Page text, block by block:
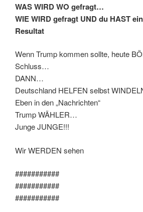
WAS WIRD WO gefragt…
WIE WIRD gefragt UND du HAST
Resultat
Wenn Trump kommen sollte, heute
Schluss…
DANN…
Deutschland HELFEN selbst
Eben in den „Nachrichten“
Trump WÄHLER…
Junge JUNGE!!!
Wir WERDEN sehen
###########
###########
###########